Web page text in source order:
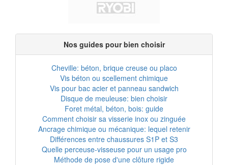
Nos guides pour bien choisir
Cheville: béton, brique creuse ou placo
Vis béton ou scellement chimique
Vis pour bac acier et panneau sandwich
Disque de meuleuse: bien choisir
Foret métal, béton, bois: guide
Comment choisir sa visserie inox ou zinguée
Ancrage chimique ou mécanique: lequel retenir
Différences entre chaussures S1P et S3
Quelle perceuse-visseuse pour un usage pro
Méthode de pose d'une clôture rigide